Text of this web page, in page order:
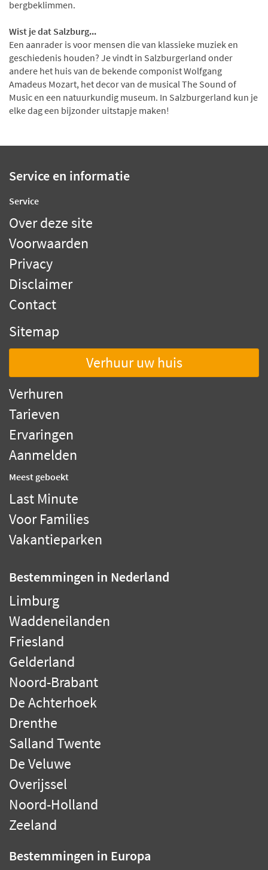
bergbeklimmen.
Wist je dat Salzburg...
Een aanrader is voor mensen die van klassieke muziek en
geschiedenis houden? Je vindt in Salzburgerland onder
andere het huis van de bekende componist Wolfgang
Amadeus Mozart, het decor van de musical The Sound of
Music en een natuurkundig museum. In Salzburgerland kun je
elke dag een bijzonder uitstapje maken!
Service en informatie
Service
Over deze site
Voorwaarden
Privacy
Disclaimer
Contact
Sitemap
Verhuur uw huis
Verhuren
Tarieven
Ervaringen
Aanmelden
Meest geboekt
Last Minute
Voor Families
Vakantieparken
Bestemmingen in Nederland
Limburg
Waddeneilanden
Friesland
Gelderland
Noord-Brabant
De Achterhoek
Drenthe
Salland Twente
De Veluwe
Overijssel
Noord-Holland
Zeeland
Bestemmingen in Europa